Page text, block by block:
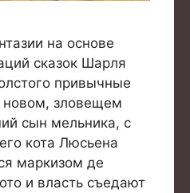
на основе
сказок Шарля
привычные
новом, зловещем
сын мельника, с
кота Люсьена
маркизом де
и власть съедают